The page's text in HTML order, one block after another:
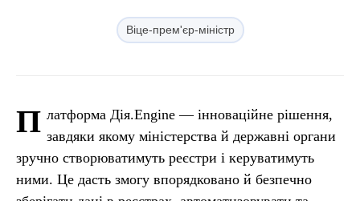
Віце-прем'єр-міністр
П латформа Дія.Engine — інноваційне рішення,
завдяки якому міністерства й державні органи
зручно створюватимуть реєстри і керуватимуть
ними. Це дасть змогу впорядковано й безпечно